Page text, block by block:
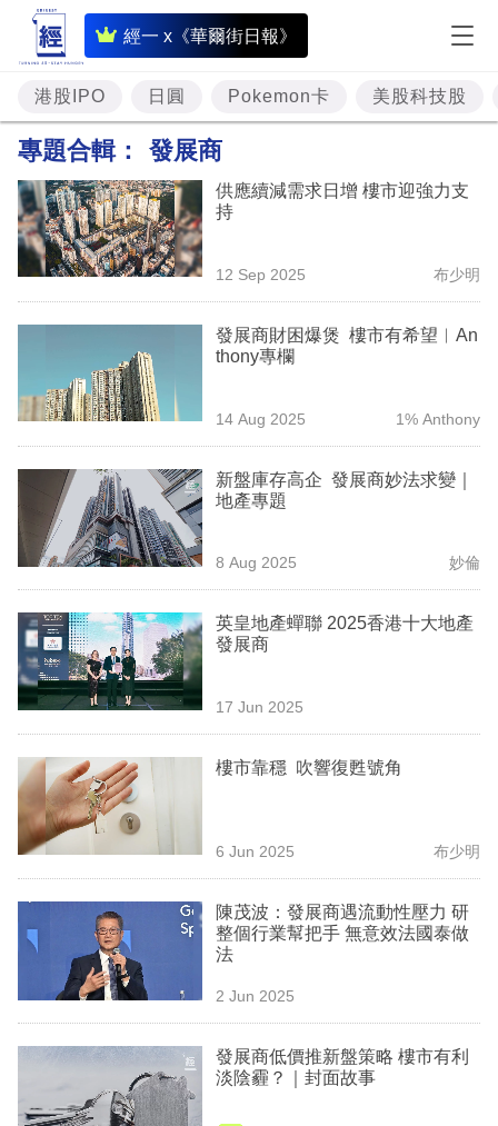
經一 x《華爾街日報》
即
時
財
經
題
投
資
樓
市
理
商
業
科
技
職
場
生
時
事
欄
閱
區
港股IPO 日圓 Pokemon卡 美股科技股
專題合輯： 發展商
供應續減需求日增 樓市迎強力支
持
12 Sep 2025 布少明
發展商財困爆煲 樓市有希望︳An
thony專欄
14 Aug 2025 1% Anthony
新盤庫存高企 發展商妙法求變｜
地產專題
8 Aug 2025 妙倫
英皇地產蟬聯 2025香港十大地產
發展商
17 Jun 2025
樓市靠穩 吹響復甦號角
6 Jun 2025 布少明
陳茂波：發展商遇流動性壓力 研
整個行業幫把手 無意效法國泰做
法
2 Jun 2025
發展商低價推新盤策略 樓市有利
淡陰霾？｜封面故事